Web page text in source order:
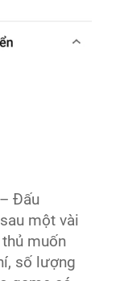
Đấu
một vài
muốn
số lượng